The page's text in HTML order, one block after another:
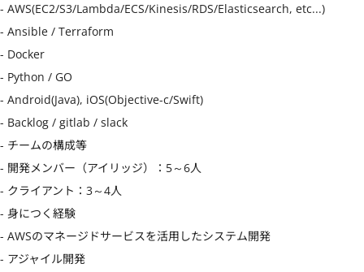
- AWS(EC2/S3/Lambda/ECS/Kinesis/RDS/Elasticsearch, etc...)
- Ansible / Terraform
- Docker
- Python / GO
- Android(Java), iOS(Objective-c/Swift)
- Backlog / gitlab / slack
- チームの構成等
- 開発メンバー（アイリッジ）：5～6人
- クライアント：3～4人
- 身につく経験
- AWSのマネージドサービスを活用したシステム開発
- アジャイル開発